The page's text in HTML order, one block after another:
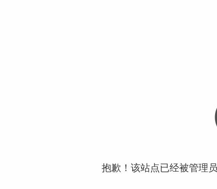
抱歉！该站点已经被管理